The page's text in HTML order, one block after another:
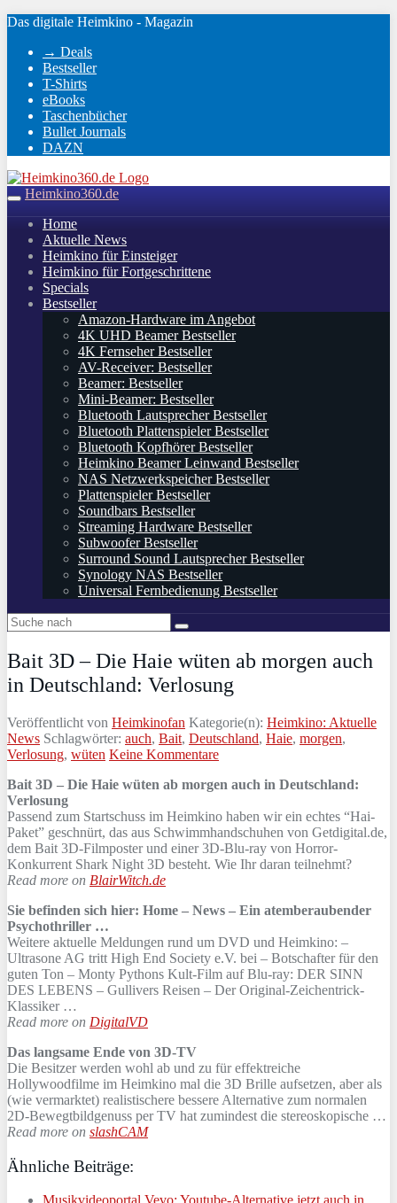
Skip
main
content
Das digitale Heimkino - Magazin
→ Deals
Bestseller
T-Shirts
eBooks
Taschenbücher
Bullet Journals
DAZN
Toggle
navigation
Heimkino360.de
Home
Aktuelle News
Heimkino für Einsteiger
Heimkino für Fortgeschrittene
Specials
Bestseller
Amazon-Hardware im Angebot
4K UHD Beamer Bestseller
4K Fernseher Bestseller
AV-Receiver: Bestseller
Beamer: Bestseller
Mini-Beamer: Bestseller
Bluetooth Lautsprecher Bestseller
Bluetooth Plattenspieler Bestseller
Bluetooth Kopfhörer Bestseller
Heimkino Beamer Leinwand Bestseller
NAS Netzwerkspeicher Bestseller
Plattenspieler Bestseller
Soundbars Bestseller
Streaming Hardware Bestseller
Subwoofer Bestseller
Surround Sound Lautsprecher Bestseller
Synology NAS Bestseller
Universal Fernbedienung Bestseller
Bait 3D – Die Haie wüten ab morgen auch
in Deutschland: Verlosung
Veröffentlicht von Heimkinofan Kategorie(n): Heimkino: Aktuelle
News Schlagwörter: auch, Bait, Deutschland, Haie, morgen,
Verlosung, wüten Keine Kommentare
Bait 3D – Die Haie wüten ab morgen auch in Deutschland:
Verlosung
Passend zum Startschuss im Heimkino haben wir ein echtes “Hai-
Paket” geschnürt, das aus Schwimmhandschuhen von Getdigital.de,
dem Bait 3D-Filmposter und einer 3D-Blu-ray von Horror-
Konkurrent Shark Night 3D besteht. Wie Ihr daran teilnehmt?
Read more on BlairWitch.de
Sie befinden sich hier: Home – News – Ein atemberaubender
Psychothriller …
Weitere aktuelle Meldungen rund um DVD und Heimkino: –
Ultrasone AG tritt High End Society e.V. bei – Botschafter für den
guten Ton – Monty Pythons Kult-Film auf Blu-ray: DER SINN
DES LEBENS – Gullivers Reisen – Der Original-Zeichentrick-
Klassiker …
Read more on DigitalVD
Das langsame Ende von 3D-TV
Die Besitzer werden wohl ab und zu für effektreiche
Hollywoodfilme im Heimkino mal die 3D Brille aufsetzen, aber als
(wie vermarktet) realistischere bessere Alternative zum normalen
2D-Bewegtbildgenuss per TV hat zumindest die stereoskopische …
Read more on slashCAM
Ähnliche Beiträge: